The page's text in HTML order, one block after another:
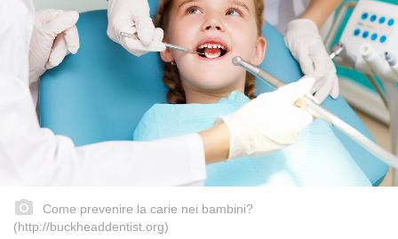
Come prevenire la carie nei bambini?
(http://buckheaddentist.org)